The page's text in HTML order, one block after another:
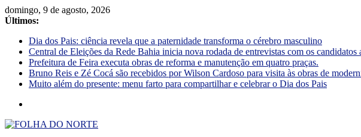
domingo, 9 de agosto, 2026
Últimos:
Dia dos Pais: ciência revela que a paternidade transforma o cérebro masculino
Central de Eleições da Rede Bahia inicia nova rodada de entrevistas com os
Prefeitura de Feira executa obras de reforma e manutenção em quatro praças.
Bruno Reis e Zé Cocá são recebidos por Wilson Cardoso para visita às obras de
Muito além do presente: menu farto para compartilhar e celebrar o Dia dos Pais